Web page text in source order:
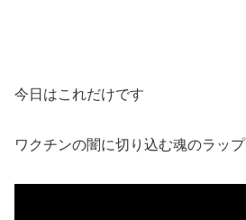
今日はこれだけです
ワクチンの闇に切り込む魂のラップ